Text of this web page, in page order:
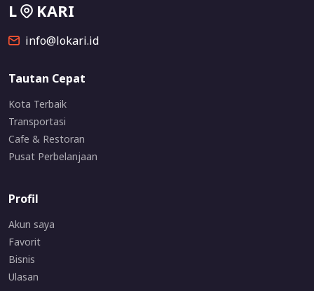
L KARI
info@lokari.id
Tautan Cepat
Kota Terbaik
Transportasi
Cafe & Restoran
Pusat Perbelanjaan
Profil
Akun saya
Favorit
Bisnis
Ulasan